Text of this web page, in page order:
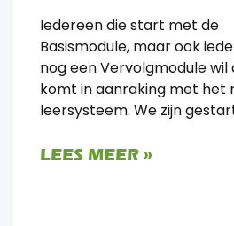
Iedereen die start met de
Basismodule, maar ook
nog een Vervolgmodule wil
komt in aanraking met het
leersysteem. We zijn
LEES MEER »